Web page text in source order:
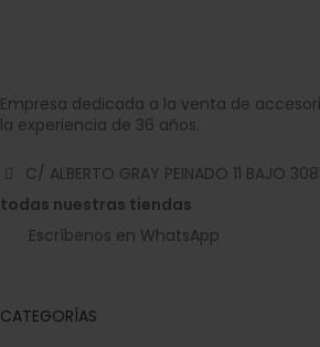
Empresa dedicada a la venta de
la experiencia de 36 años.
C/ ALBERTO GRAY PEINADO 11 BAJO
todas nuestras tiendas
Escríbenos en WhatsApp
CATEGORÍAS